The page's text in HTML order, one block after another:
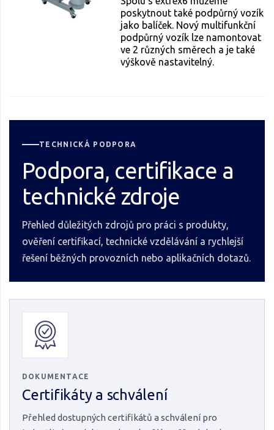
poskytnout také podpůrný vozík
jako balíček. Nový multifunkční
podpůrný vozík lze namontovat
ve 2 různých směrech a je také
výškově nastavitelný.
TECHNICKÁ PODPORA
Podpora, certifikace a
technické zdroje
Přehled důležitých zdrojů pro práci s produkty,
ověření certifikací, technické vzdělávání a rychlejší
řešení běžných provozních nebo aplikačních dotazů.
DOKUMENTACE
Certifikáty a schválení
Přehled dostupných certifikátů a schválení pro